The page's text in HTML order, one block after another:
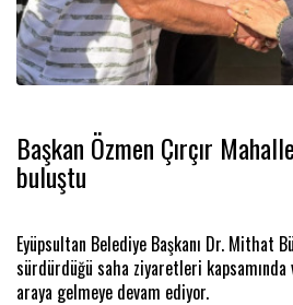
Başkan Özmen Çırçır
buluştu
Eyüpsultan Belediye Başkanı Dr. Mithat
sürdürdüğü saha ziyaretleri
araya gelmeye devam ediyor.